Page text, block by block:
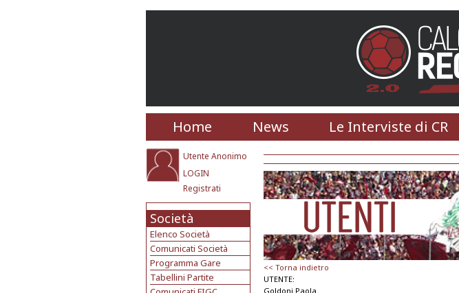
Home News Le Interviste di CR
Utente Anonimo
LOGIN
Registrati
Società
Elenco Società
Comunicati Società
Programma Gare
Tabellini Partite
<< Torna indietro
UTENTE:
Goldoni Paola